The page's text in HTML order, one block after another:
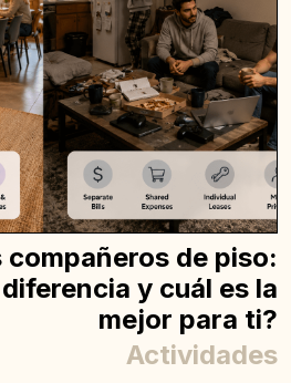
de piso:
y cuál es la
mejor para ti?
Actividades